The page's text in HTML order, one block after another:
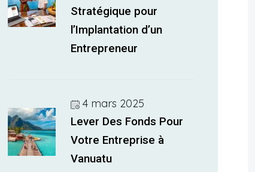
Stratégique pour
l’Implantation d’un
Entrepreneur
4 mars 2025
Lever Des Fonds Pour
Votre Entreprise à
Vanuatu